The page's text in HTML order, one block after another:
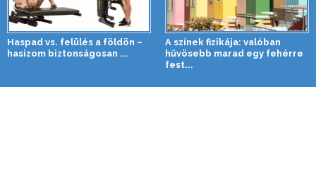
Haspad vs. felülés a földön –
hasizom biztonságosan ...
A színek fizikája: valóban
hűvösebb marad egy fehérre
fest...